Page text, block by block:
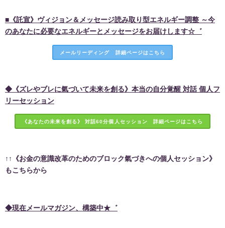
■《託宣》ヴィジョン＆メッセージ読み取り型エネルギー調整 ～今
のあなたに必要なエネルギーとメッセージをお届けします☆゛
メールリーディング 詳細ページはこちら
◆《ズレやブレに氣づいて未来を創る》本当の自分覚醒 対話 個人フ
リーセッション
《あなたの未来を創る》 対話60分個人セッション 詳細ページはこちら
↑↑《お金の意識改革のためのブロック氣づきへの個人セッション》
もこちらから
◆現在メールマガジン、構築中★゛